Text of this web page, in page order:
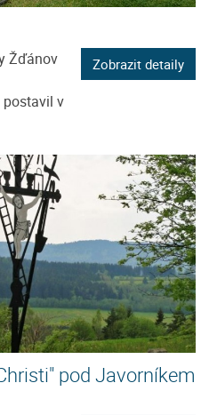
Žďánov
v
Zobrazit detaily
pod Javorníkem